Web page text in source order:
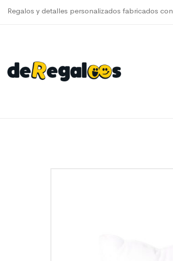
Regalos y detalles personalizados fabricados con